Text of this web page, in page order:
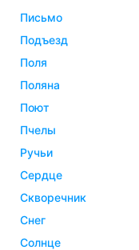
письмо
подъезд
поля
поляна
поют
пчелы
ручьи
сердце
скворечник
снег
солнце